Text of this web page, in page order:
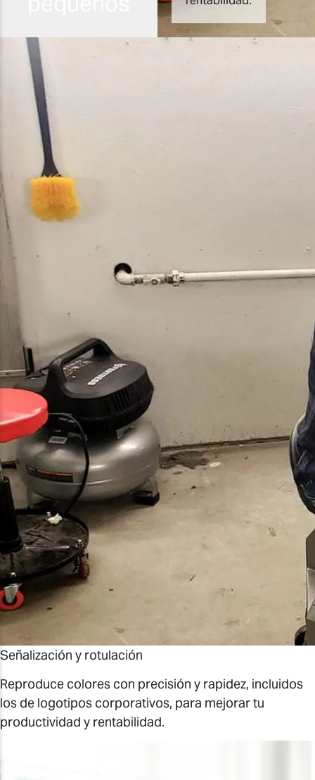
Señalización y rotulación
Reproduce colores con precisión y rapidez, incluidos
los de logotipos corporativos, para mejorar tu
productividad y rentabilidad.